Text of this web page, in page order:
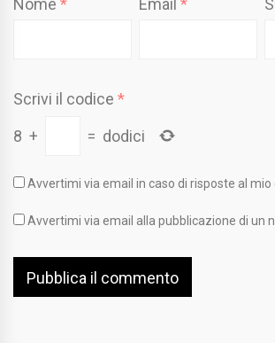
Nome * Email*
Scrivi il codice *
8 + = dodici
Avvertimi via email in caso di risposte al
Avvertimi via email alla pubblicazione di un